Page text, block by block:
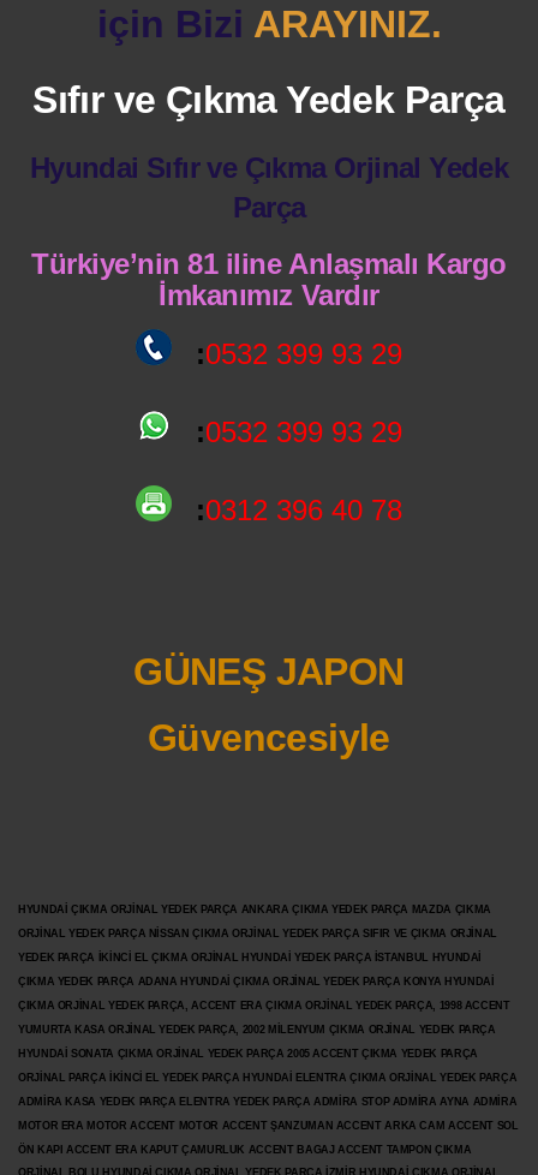
için Bizi ARAYINIZ.
Sıfır ve Çıkma Yedek Parça
Hyundai Sıfır ve Çıkma Orjinal Yedek
Parça
Türkiye’nin 81 iline Anlaşmalı Kargo
İmkanımız Vardır
:0532 399 93 29
:0532 399 93 29
:0312 396 40 78
GÜNEŞ JAPON
Güvencesiyle
HYUNDAİ ÇIKMA ORJİNAL YEDEK PARÇA ANKARA ÇIKMA YEDEK PARÇA MAZDA ÇIKMA
ORJİNAL YEDEK PARÇA NİSSAN ÇIKMA ORJİNAL YEDEK PARÇA SIFIR VE ÇIKMA ORJİNAL
YEDEK PARÇA İKİNCİ EL ÇIKMA ORJİNAL HYUNDAİ YEDEK PARÇA İSTANBUL HYUNDAİ
ÇIKMA YEDEK PARÇA ADANA HYUNDAİ ÇIKMA ORJİNAL YEDEK PARÇA KONYA HYUNDAİ
ÇIKMA ORJİNAL YEDEK PARÇA, ACCENT ERA ÇIKMA ORJİNAL YEDEK PARÇA, 1998 ACCENT
YUMURTA KASA ORJİNAL YEDEK PARÇA, 2002 MİLENYUM ÇIKMA ORJİNAL YEDEK PARÇA
HYUNDAİ SONATA ÇIKMA ORJİNAL YEDEK PARÇA 2005 ACCENT ÇIKMA YEDEK PARÇA
ORJİNAL PARÇA İKİNCİ EL YEDEK PARÇA HYUNDAİ ELENTRA ÇIKMA ORJİNAL YEDEK PARÇA
ADMİRA KASA YEDEK PARÇA ELENTRA YEDEK PARÇA ADMİRA STOP ADMİRA AYNA ADMİRA
MOTOR ERA MOTOR ACCENT MOTOR ACCENT ŞANZUMAN ACCENT ARKA CAM ACCENT SOL
ÖN KAPI ACCENT ERA KAPUT ÇAMURLUK ACCENT BAGAJ ACCENT TAMPON ÇIKMA
ORJİNAL BOLU HYUNDAİ ÇIKMA ORJİNAL YEDEK PARÇA İZMİR HYUNDAİ ÇIKMA ORJİNAL